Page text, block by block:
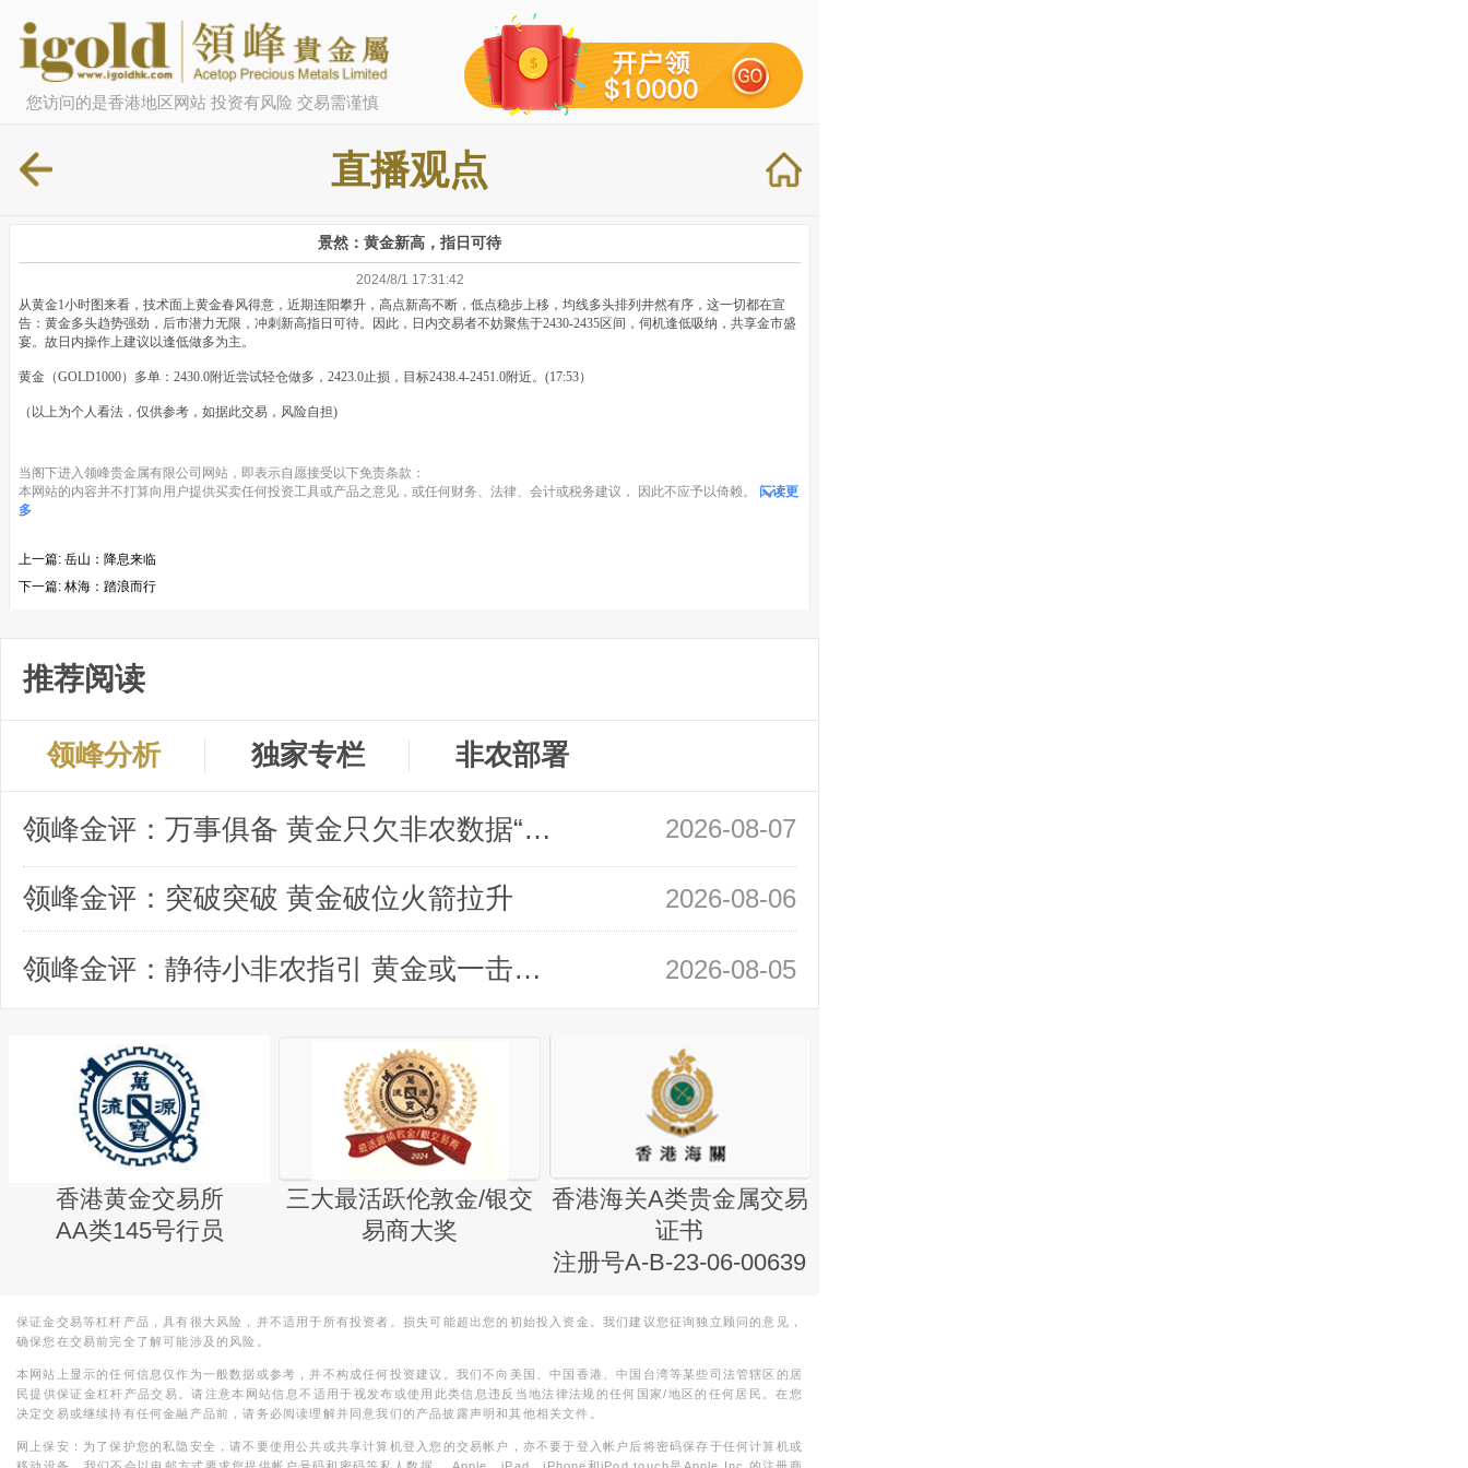
您访问的是香港地区网站 投资有风险 交易需谨慎
直播观点
景然：黄金新高，指日可待
2024/8/1 17:31:42
从黄金1小时图来看，技术面上黄金春风得意，近期连阳攀升，高点新高不断，低点稳步上移，均线多头排列井然有序，这一切都在宣
告：黄金多头趋势强劲，后市潜力无限，冲刺新高指日可待。因此，日内交易者不妨聚焦于2430-2435区间，伺机逢低吸纳，共享金市盛
宴。故日内操作上建议以逢低做多为主。
黄金（GOLD1000）多单：2430.0附近尝试轻仓做多，2423.0止损，目标2438.4-2451.0附近。(17:53）
（以上为个人看法，仅供参考，如据此交易，风险自担)
当阁下进入领峰贵金属有限公司网站，即表示自愿接受以下免责条款：
本网站的内容并不打算向用户提供买卖任何投资工具或产品之意见，或任何财务、法律、会计或税务建议， 因此不应予以倚赖。
阅读更
多
上一篇: 岳山：降息来临
下一篇: 林海：踏浪而行
推荐阅读
领峰分析 独家专栏 非农部署
领峰金评：万事俱备 黄金只欠非农数据“东风” 2026-08-07
领峰金评：突破突破 黄金破位火箭拉升 2026-08-06
领峰金评：静待小非农指引 黄金或一击破局 2026-08-05
香港黄金交易所
AA类145号行员
三大最活跃伦敦金/银交
易商大奖
香港海关A类贵金属交易
证书
注册号A-B-23-06-00639
保证金交易等杠杆产品，具有很大风险，并不适用于所有投资者。损失可能超出您的初始投入资金。我们建议您征询独立顾问的意见，
确保您在交易前完全了解可能涉及的风险。
本网站上显示的任何信息仅作为一般数据或参考，并不构成任何投资建议。我们不向美国、中国香港、中国台湾等某些司法管辖区的居
民提供保证金杠杆产品交易。请注意本网站信息不适用于视发布或使用此类信息违反当地法律法规的任何国家/地区的任何居民。在您
决定交易或继续持有任何金融产品前，请务必阅读理解并同意我们的产品披露声明和其他相关文件。
网上保安：为了保护您的私隐安全，请不要使用公共或共享计算机登入您的交易帐户，亦不要于登入帐户后将密码保存于任何计算机或